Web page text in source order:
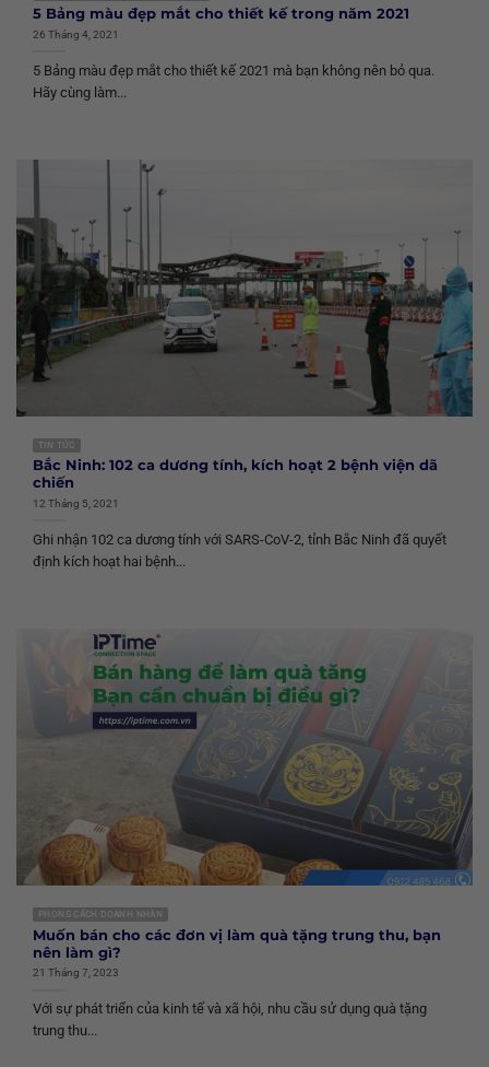
5 Bảng màu đẹp mắt cho thiết kế trong năm 2021
26 Tháng 4, 2021
5 Bảng màu đẹp mắt cho thiết kế 2021 mà bạn không nên bỏ qua.
Hãy cùng làm...
TIN TỨC
Bắc Ninh: 102 ca dương tính, kích hoạt 2 bệnh viện dã
chiến
12 Tháng 5, 2021
Ghi nhận 102 ca dương tính với SARS-CoV-2, tỉnh Bắc Ninh đã quyết
định kích hoạt hai bệnh...
PHONG CÁCH DOANH NHÂN
Muốn bán cho các đơn vị làm quà tặng trung thu, bạn
nên làm gì?
21 Tháng 7, 2023
Với sự phát triển của kinh tế và xã hội, nhu cầu sử dụng quà tặng
trung thu...